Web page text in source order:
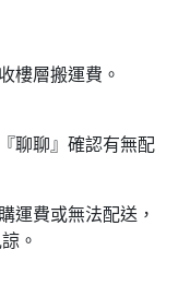
收樓層搬運費。
聊聊』確認有無配
見附圖)。
運費或無法配送，
敬請見諒。